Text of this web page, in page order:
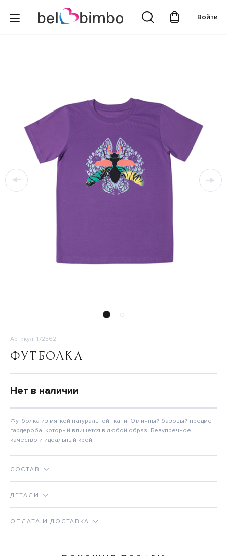
Войти
Артикул: 172362
ФУТБОЛКА
Нет в наличии
Футболка из мягкой натуральной ткани. Отличный базовый предмет
гардероба, который впишется в любой образ. Безупречное
качество и идеальный крой.
СОСТАВ
ДЕТАЛИ
ОПЛАТА И ДОСТАВКА